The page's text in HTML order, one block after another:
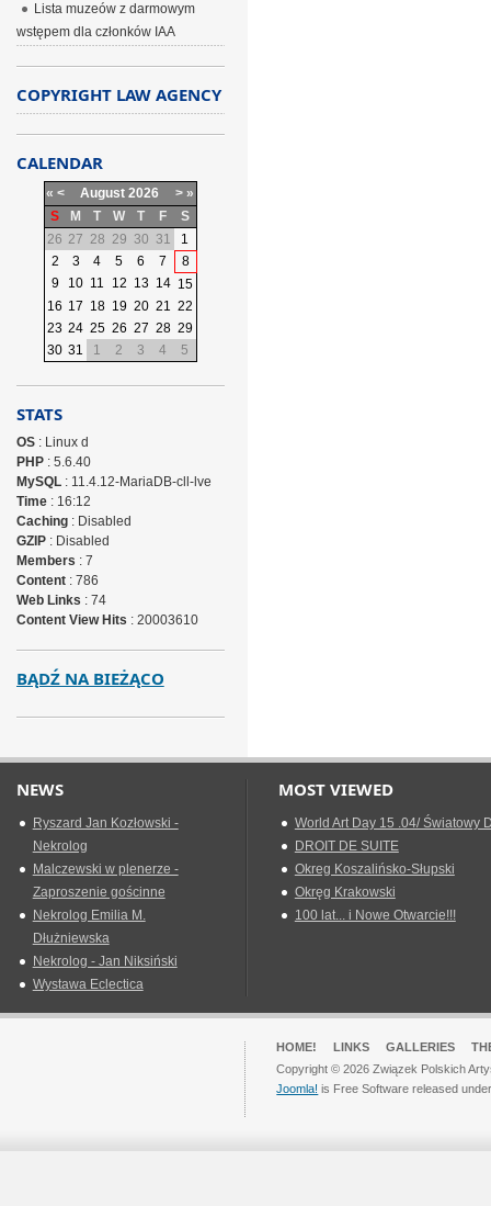
Lista muzeów z darmowym
wstępem dla członków IAA
COPYRIGHT LAW AGENCY
CALENDAR
« < August 2026 > »
S
M T W T F
S
26 27 28 29 30 31
1
2
3 4 5 6 7
8
9
10 11 12 13 14 15
16 17 18 19 20 21 22
23 24 25 26 27 28 29
30 31 1 2 3 4 5
STATS
OS: Linux d
PHP: 5.6.40
MySQL: 11.4.12-MariaDB-cll-lve
Time: 16:12
Caching: Disabled
GZIP: Disabled
Members : 7
Content: 786
Web Links : 74
Content View Hits : 20003610
BĄDŹ NA BIEŻĄCO
NEWS
Ryszard Jan Kozłowski -
Nekrolog
Malczewski w plenerze -
Zaproszenie gościnne
Nekrolog Emilia M.
Dłużniewska
Nekrolog - Jan Niksiński
Wystawa Eclectica
MOST VIEWED
World Art Day 15 .04/ Światowy
DROIT DE SUITE
Okreg Koszalińsko-Słupski
Okręg Krakowski
100 lat... i Nowe Otwarcie!!!
HOME! LINKS GALLERIES
Copyright © 2026 Związek Polskich
Joomla! is Free Software released